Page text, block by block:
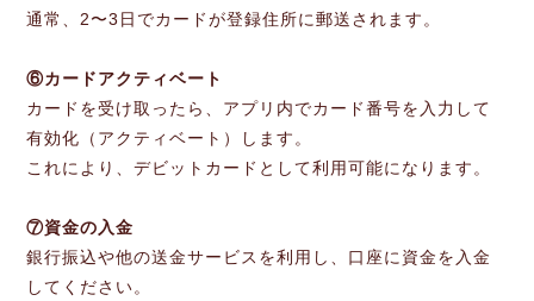
通常、2〜3日でカードが登録住所に郵送されます。
⑥カードアクティベート
カードを受け取ったら、アプリ内でカード番号を入力して
有効化（アクティベート）します。
これにより、デビットカードとして利用可能になります。
⑦資金の入金
銀行振込や他の送金サービスを利用し、口座に資金を入金
してください。